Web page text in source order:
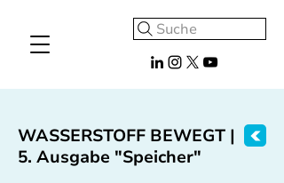
Suche
WASSERSTOFF BEWEGT |
5. Ausgabe "Speicher"